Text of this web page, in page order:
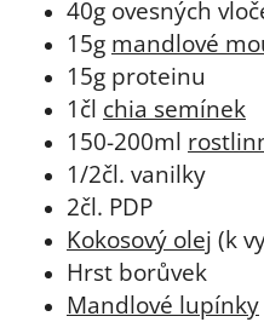
40g ovesných
15g mandlové
15g proteinu
1čl chia semínek
150-200ml
1/2čl. vanilky
2čl. PDP
Kokosový olej (k
Hrst borůvek
Mandlové lupínky